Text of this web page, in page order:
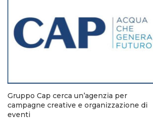
Gruppo Cap cerca un’agenzia per
campagne creative e organizzazione di
eventi